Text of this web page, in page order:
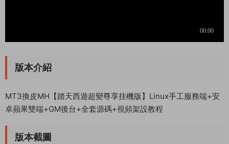
版本介紹
MT3換皮MH【踏天西遊超變尊享挂機版】Linux手工服務端+安
卓蘋果雙端+GM後台+全套源碼+視頻架設教程
版本截圖